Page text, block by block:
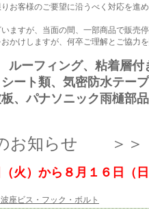
お客様のご要望に沿うべく対応を進
ますが、当面の間、一部商品で販売
かけしますが、何卒ご理解とご協力
ーフィング、粘着層付
ート類、気密防水テー
、パナソニック雨樋部
お知らせ ＞＞
火）から８月１６日（
座ビス・フック・ボルト